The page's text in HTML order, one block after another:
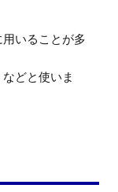
いることが多
どと使いま